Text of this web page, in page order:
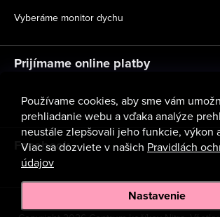
Používame cookies, aby sme vám
prehliadanie webu a vďaka analýze
neustále zlepšovali jeho funkcie, výkon
Viac sa dozviete v našich Pravidlách
údajov
Nastavenie
Vyberáme monitor dychu
Prijímame online platby
Facebook